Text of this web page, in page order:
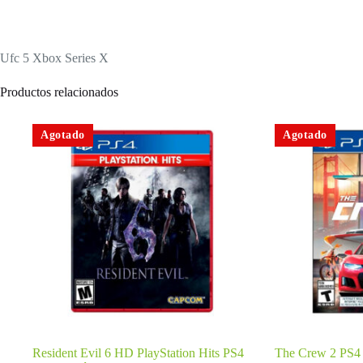
Ufc 5 Xbox Series X
Productos relacionados
Agotado
Resident Evil 6 HD PlayStation Hits PS4
Agotado
The Crew 2